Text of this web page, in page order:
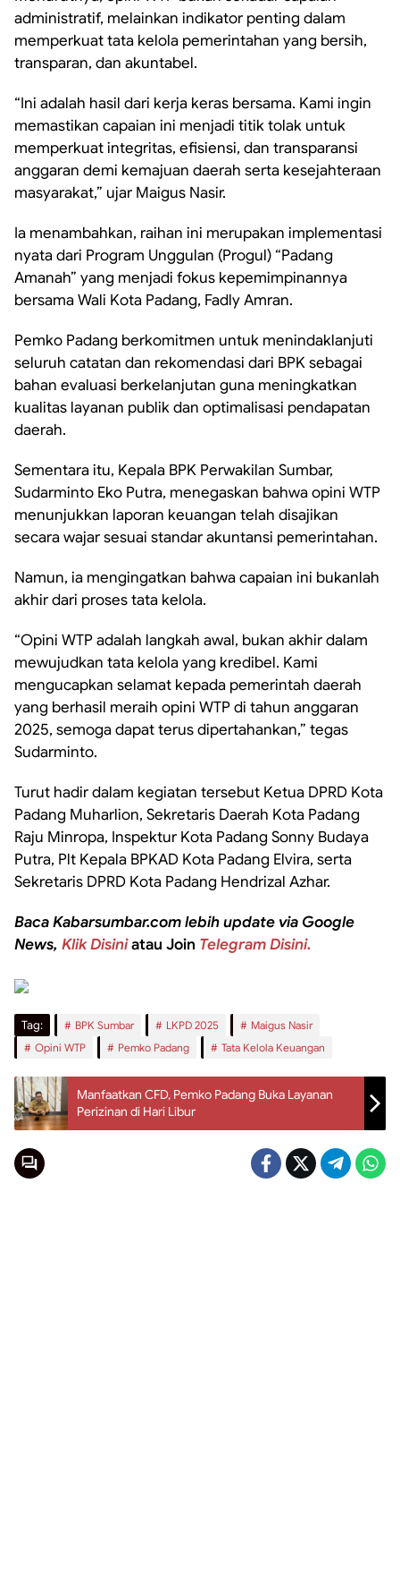
administratif, melainkan indikator penting dalam
memperkuat tata kelola pemerintahan yang bersih,
transparan, dan akuntabel.
“Ini adalah hasil dari kerja keras bersama. Kami ingin
memastikan capaian ini menjadi titik tolak untuk
memperkuat integritas, efisiensi, dan transparansi
anggaran demi kemajuan daerah serta kesejahteraan
masyarakat,” ujar Maigus Nasir.
Ia menambahkan, raihan ini merupakan implementasi
nyata dari Program Unggulan (Progul) “Padang
Amanah” yang menjadi fokus kepemimpinannya
bersama Wali Kota Padang, Fadly Amran.
Pemko Padang berkomitmen untuk menindaklanjuti
seluruh catatan dan rekomendasi dari BPK sebagai
bahan evaluasi berkelanjutan guna meningkatkan
kualitas layanan publik dan optimalisasi pendapatan
daerah.
Sementara itu, Kepala BPK Perwakilan Sumbar,
Sudarminto Eko Putra, menegaskan bahwa opini WTP
menunjukkan laporan keuangan telah disajikan
secara wajar sesuai standar akuntansi pemerintahan.
Namun, ia mengingatkan bahwa capaian ini bukanlah
akhir dari proses tata kelola.
“Opini WTP adalah langkah awal, bukan akhir dalam
mewujudkan tata kelola yang kredibel. Kami
mengucapkan selamat kepada pemerintah daerah
yang berhasil meraih opini WTP di tahun anggaran
2025, semoga dapat terus dipertahankan,” tegas
Sudarminto.
Turut hadir dalam kegiatan tersebut Ketua DPRD Kota
Padang Muharlion, Sekretaris Daerah Kota Padang
Raju Minropa, Inspektur Kota Padang Sonny Budaya
Putra, Plt Kepala BPKAD Kota Padang Elvira, serta
Sekretaris DPRD Kota Padang Hendrizal Azhar.
Baca Kabarsumbar.com lebih update via Google
News, Klik Disiniatau Join Telegram Disini.
Tag: BPK Sumbar LKPD 2025
Maigus Nasir
Opini WTP
Pemko Padang Tata Kelola Keuangan
Manfaatkan CFD, Pemko Padang Buka Layanan
Perizinan di Hari Libur